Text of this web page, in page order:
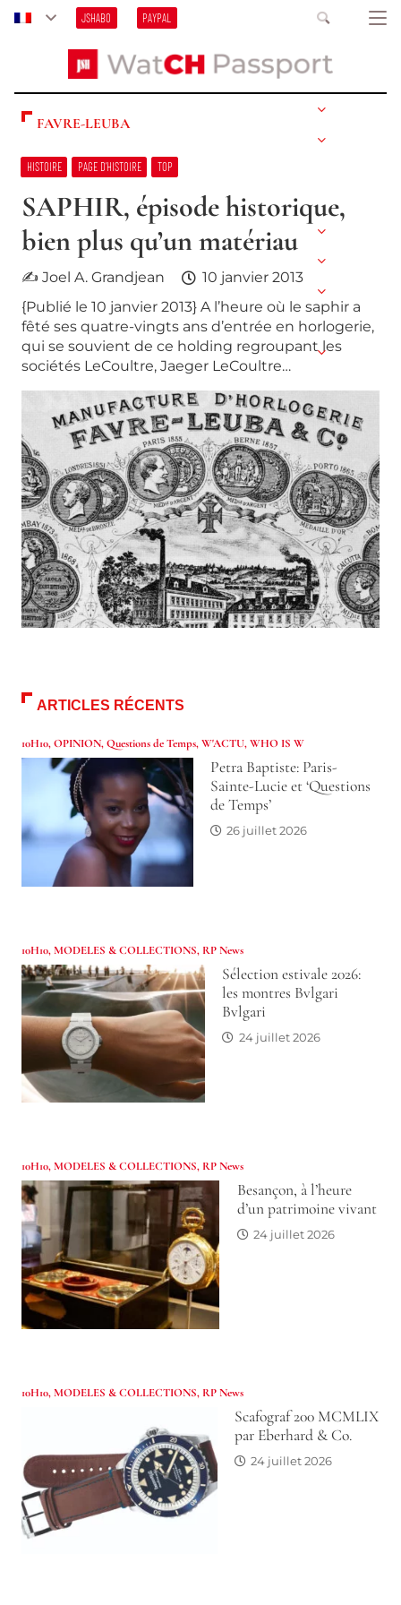
JSHABO PAYPAL
FAVRE-LEUBA
HISTOIRE PAGE D’HISTOIRE TOP
SAPHIR, épisode historique,
bien plus qu’un matériau
✍ Joel A. Grandjean
10 janvier 2013
{Publié le 10 janvier 2013} A l’heure où le saphir a
fêté ses quatre-vingts ans d’entrée en horlogerie,
qui se souvient de ce holding regroupant les
sociétés LeCoultre, Jaeger LeCoultre…
ARTICLES RÉCENTS
10H10,OPINION,Questions de Temps,W'ACTU,WHO IS W
Petra Baptiste: Paris-
Sainte-Lucie et ‘Questions
de Temps’
26 juillet 2026
10H10,MODELES & COLLECTIONS, RP News
Sélection estivale 2026:
les montres Bvlgari
Bvlgari
24 juillet 2026
10H10,MODELES & COLLECTIONS, RP News
Besançon, à l’heure
d’un patrimoine vivant
24 juillet 2026
10H10,MODELES & COLLECTIONS, RP News
Scafograf 200 MCMLIX
par Eberhard & Co.
24 juillet 2026